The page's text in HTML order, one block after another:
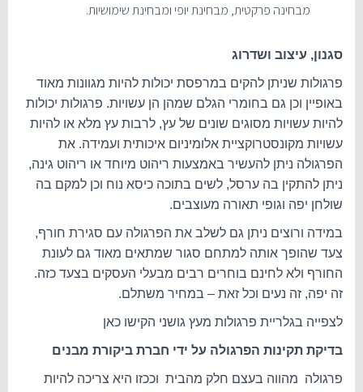
מבחינה פרקטית, מבחינת יופי ומבחינת שימושיות.
סגנון, עיצוב ושדרוג
פרגולות שניתן להקים במרפסת יכולות להיות מגוונות מאוד
באופיין וכן גם בחומרי הגלם שמהן הן עשויות. פרגולות יכולות
להיות עשויות מסוגים שונים של עץ, לרבות עץ מלא או להיות
עשויות מקונסטרוקציית אלומיניום איכותית ועמידה. את
הפרגולה ניתן להעשיר באמצעות ריהוט מיוחד או ריהוט גינה,
ניתן להתקין בה ערסל, לשים בתוכה כיסא נוח וכן למקם בה
שולחן יפה וגופי תאורה מעוצבים.
במידה ורוצים ניתן גם לשלב את הפרגולה עם סגירת חורף,
צעד שהופך אותה למתחם סגור שמתאים מאוד גם לעונת
החורף ולא לחינם בוחרים רבים מבעלי העסקים בצעד כזה.
זה יפה, זה נעים וכל זאת – במחיר משתלם.
לצפייה בגלריית פרגולות מעץ גושני הקישו כאן
בדיקת תקינות הפרגולה על ידי חברת ביקורת מבנים
פרגולה מהווה בעצם חלק מהבית וככזו היא צריכה להיות